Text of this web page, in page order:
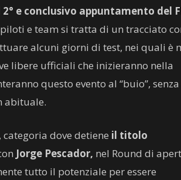
2° e conclusivo appuntamento del
e team si tratta di un tracciato
alcuni giorni di test, nei quali è
libere ufficiali che inizieranno nella
questo evento al “buio”,
abituale.
dove detiene il titolo
Jorge Pescador, nel Round di
tutto il potenziale per essere